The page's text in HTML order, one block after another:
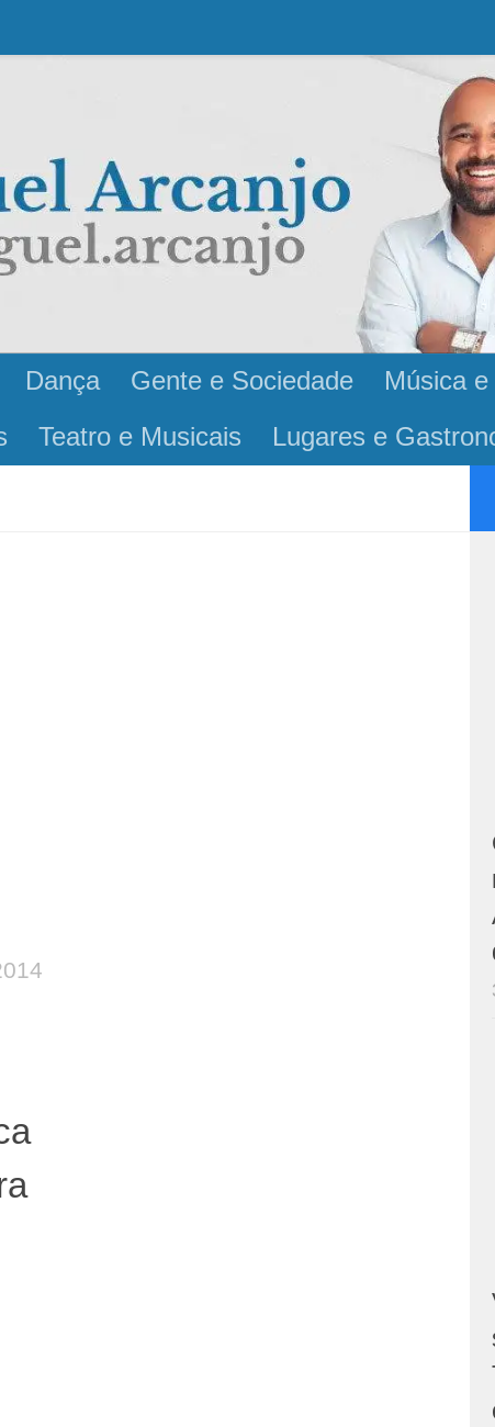
Dança Gente e Sociedade
Música
Teatro e Musicais Lugares e